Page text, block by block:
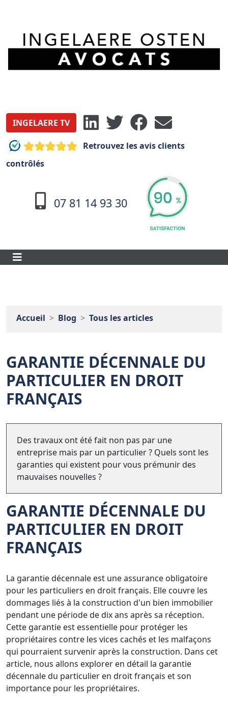
INGELAERE TV
Retrouvez les avis clients
contrôlés
07 81 14 93 30
Accueil Blog Tous les articles
GARANTIE DÉCENNALE DU
PARTICULIER EN DROIT
FRANÇAIS
Des travaux ont été fait non pas par une
entreprise mais par un particulier ? Quels sont les
garanties qui existent pour vous prémunir des
mauvaises nouvelles ?
GARANTIE DÉCENNALE DU
PARTICULIER EN DROIT
FRANÇAIS
La garantie décennale est une assurance obligatoire
pour les particuliers en droit français. Elle couvre les
dommages liés à la construction d'un bien immobilier
pendant une période de dix ans après sa réception.
Cette garantie est essentielle pour protéger les
propriétaires contre les vices cachés et les malfaçons
qui pourraient survenir après la construction. Dans cet
article, nous allons explorer en détail la garantie
décennale du particulier en droit français et son
importance pour les propriétaires.